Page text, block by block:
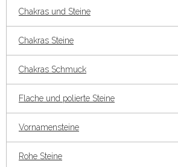
Chakras und Steine
Chakras Steine
Chakras Schmuck
Flache und polierte Steine
Vornamensteine
Rohe Steine